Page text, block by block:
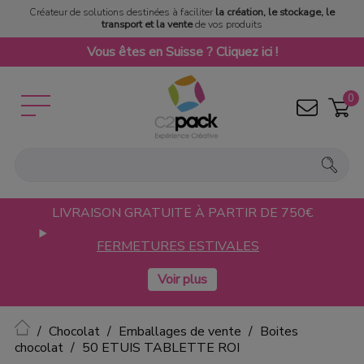
Créateur de solutions destinées à faciliter la création, le stockage, le
transport et la ventede vos produits
Vous êtes en Suisse ? Cliquez ici !
0
LIVRAISON GRATUITE À PARTIR DE 750€
FERMETURES ESTIVALES
Accueil
Chocolat Emballages de vente
Boites
chocolat
50 ETUIS TABLETTE ROI